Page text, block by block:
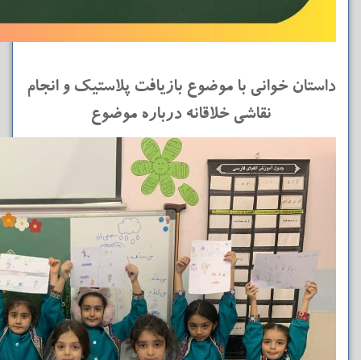
داستان خوانی با موضوع بازیافت پلاستیک و انجام
نقاشی خلاقانه درباره موضوع